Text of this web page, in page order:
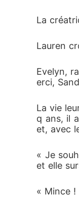
La
Lauren
Evelyn,
erci,
La vie
q ans, il
et, avec
« Je
et elle
« Mince